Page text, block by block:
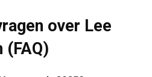
over Lee
(FAQ)